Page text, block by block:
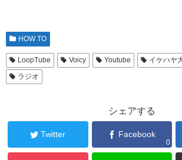
HOW TO
LoopTube Voicy Youtube イケハヤ
ラジオ
シェアする
Twitter Facebook
0